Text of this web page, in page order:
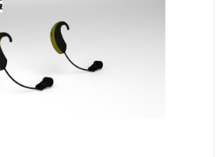
人机交互实验室
实验 车俩与驾驶模拟